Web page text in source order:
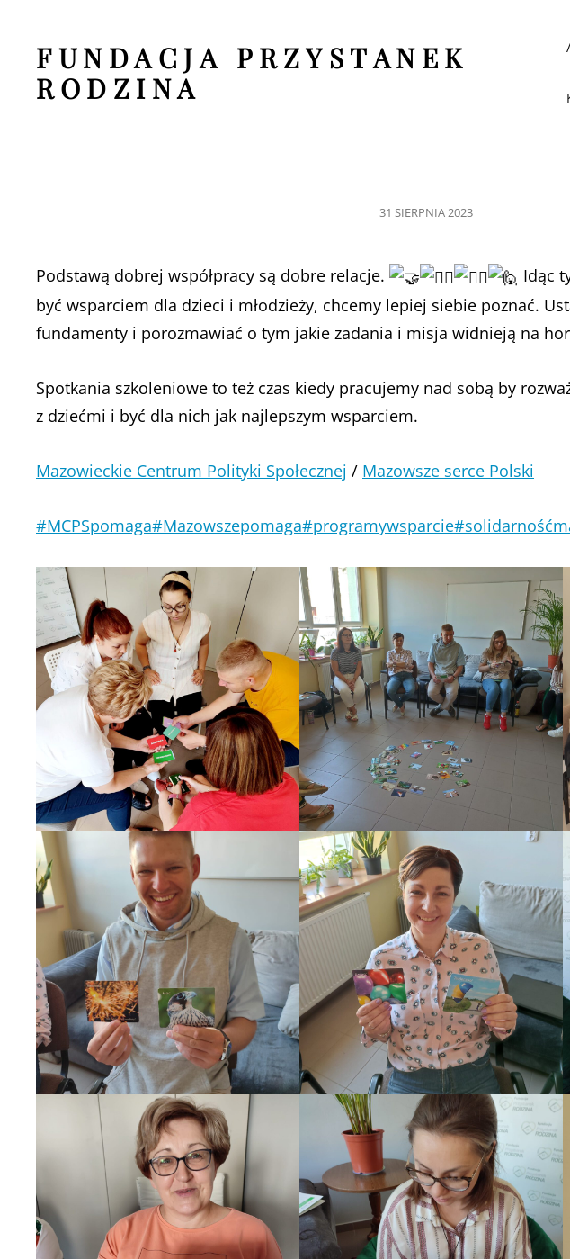
FUNDACJA PRZYSTANEK
RODZINA
POSTED
31 SIERPNIA 2023
Podstawą dobrej współpracy są dobre relacje. Idąc
być wsparciem dla dzieci i młodzieży, chcemy lepiej siebie poznać.
fundamenty i porozmawiać o tym jakie zadania i misja widnieją na
Spotkania szkoleniowe to też czas kiedy pracujemy nad sobą by
z dziećmi i być dla nich jak najlepszym wsparciem.
Mazowieckie Centrum Polityki Społecznej / Mazowsze serce Polski
#MCPSpomaga#Mazowszepomaga#programywsparcie